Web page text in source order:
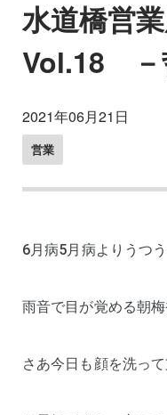
水道橋営
Vol.18 －
2021年06月21日
営業
6月病5月病よりうつ
雨音で目が覚める朝梅
さあ今日も顔を洗っ